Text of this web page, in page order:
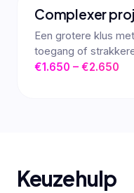
Complexer
Een grotere klus
toegang of
€1.650 – €2.650
Keuzehulp